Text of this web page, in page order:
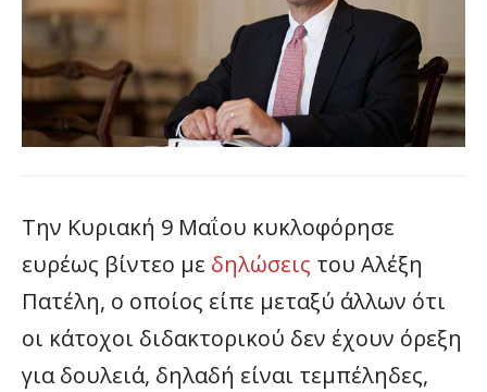
Την Κυριακή 9 Μαΐου κυκλοφόρησε
ευρέως βίντεο με δηλώσεις του Αλέξη
Πατέλη, ο οποίος είπε μεταξύ άλλων ότι
οι κάτοχοι διδακτορικού δεν έχουν όρεξη
για δουλειά, δηλαδή είναι τεμπέληδες,